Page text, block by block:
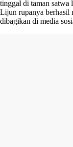
tinggal di taman satwa
Lijun rupanya berhasil
dibagikan di media